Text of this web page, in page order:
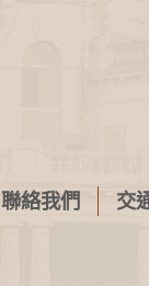
聯絡我們 交